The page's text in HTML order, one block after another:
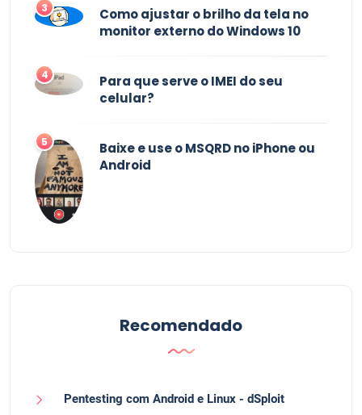
3
Como ajustar o brilho da tela no
monitor externo do Windows 10
4
Para que serve o IMEI do seu
celular?
5
Baixe e use o MSQRD no iPhone ou
Android
Recomendado
Pentesting com Android e Linux - dSploit